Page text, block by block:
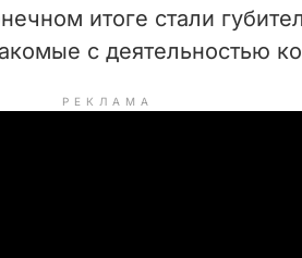
итоге стали
с деятельностью
РЕКЛАМА